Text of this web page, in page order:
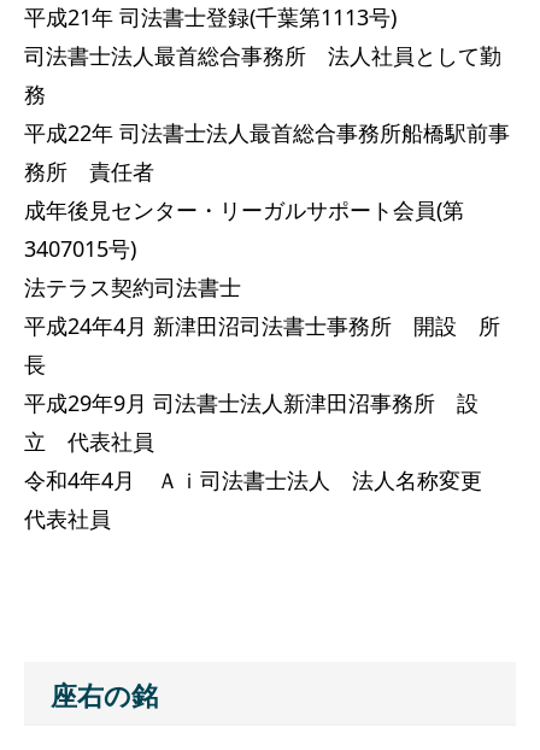
平成21年 司法書士登録(千葉第1113号)
司法書士法人最首総合事務所 法人社員として勤
務
平成22年 司法書士法人最首総合事務所船橋駅前事
務所 責任者
成年後見センター・リーガルサポート会員(第
3407015号)
法テラス契約司法書士
平成24年4月 新津田沼司法書士事務所 開設 所
長
平成29年9月 司法書士法人新津田沼事務所 設
立 代表社員
令和4年4月 Ａｉ司法書士法人 法人名称変更
代表社員
座右の銘